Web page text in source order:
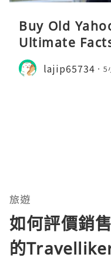
Buy Old
Ultimate
lajip65734 5
旅遊
如何評價銷
的